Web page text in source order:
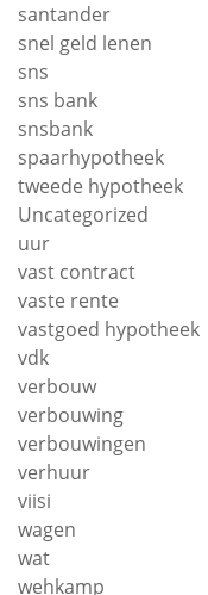
santander
snel geld lenen
sns
sns bank
snsbank
spaarhypotheek
tweede hypotheek
Uncategorized
uur
vast contract
vaste rente
vastgoed hypotheek
vdk
verbouw
verbouwing
verbouwingen
verhuur
viisi
wagen
wat
wehkamp